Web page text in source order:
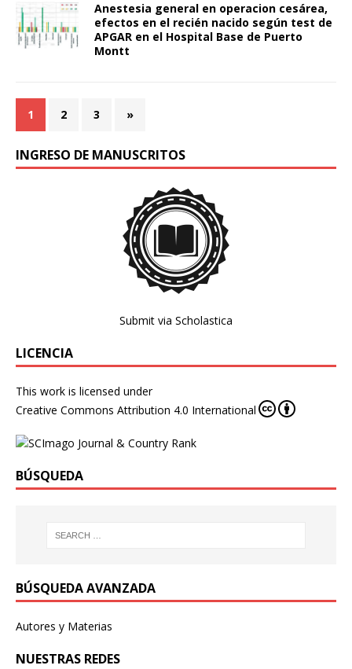
Anestesia general en operacion cesárea,
efectos en el recién nacido según test de
APGAR en el Hospital Base de Puerto
Montt
1 2 3 »
INGRESO DE MANUSCRITOS
Submit via Scholastica
LICENCIA
This work is licensed under
Creative Commons Attribution 4.0 International
BÚSQUEDA
BÚSQUEDA AVANZADA
Autores y Materias
NUESTRAS REDES